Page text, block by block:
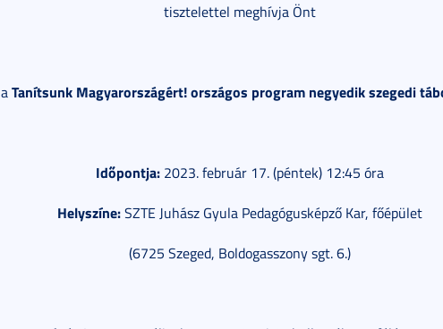
tisztelettel meghívja Önt
aTanítsunk Magyarországért! országos program negyedik szegedi
Időpontja: 2023. február 17. (péntek) 12:45 óra
Helyszíne:SZTE Juhász Gyula Pedagógusképző Kar, főépület
(6725 Szeged, Boldogasszony sgt. 6.)